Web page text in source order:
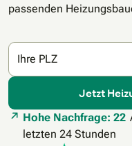
passenden
Ihre PLZ
Jetzt
Hohe Nachfrage: 22
letzten 24 Stunden